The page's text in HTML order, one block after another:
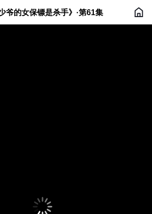
爷的女保镖是杀手》·第61集